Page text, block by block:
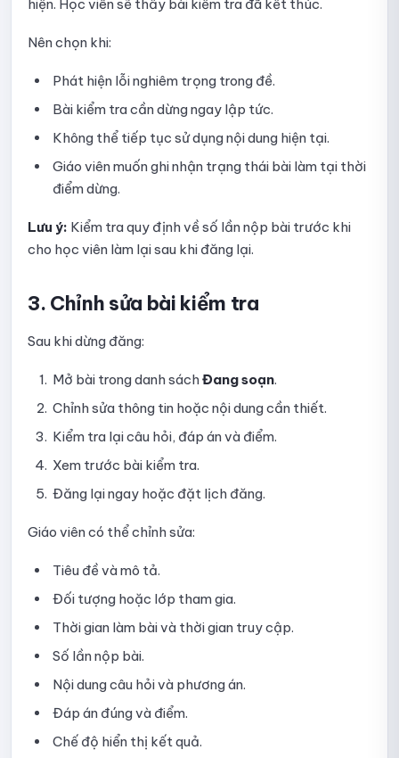
Hướng dẫn chọn câu hỏi từ thư viện cho Quick Quiz
Hướng dẫn lấy ngẫu nhiên câu hỏi từ thư viện cho Quick
Các dạng câu hỏi được Quick Quiz hỗ trợ
Hướng dẫn xem danh sách bài nộp của Quick Quiz
Hướng dẫn xem thống kê Quick Quiz
Hướng dẫn xóa Quick Quiz
Thư viện câu hỏi
Hướng dẫn quản lý Danh mục và Nhóm câu hỏi
Tạo, chỉnh sửa và xóa lớp
Mời và duyệt học viên tham gia lớp
Tìm kiếm và xóa học viên khỏi lớp
Theo dõi hoạt động và bài kiểm tra của lớp
Hướng dẫn quản lý quyền truy cập trên Ninequiz
Các quyền quản trị
Thêm và thay đổi quyền quản trị viên
hiện. Học viên sẽ thấy bài kiểm tra đã kết thúc.
Nên chọn khi:
Phát hiện lỗi nghiêm trọng trong đề.
Bài kiểm tra cần dừng ngay lập tức.
Không thể tiếp tục sử dụng nội dung hiện tại.
Giáo viên muốn ghi nhận trạng thái bài làm tại thời
điểm dừng.
Lưu ý: Kiểm tra quy định về số lần nộp bài trước khi
cho học viên làm lại sau khi đăng lại.
3. Chỉnh sửa bài kiểm tra
Sau khi dừng đăng:
Mở bài trong danh sáchĐang soạn.
Chỉnh sửa thông tin hoặc nội dung cần thiết.
Kiểm tra lại câu hỏi, đáp án và điểm.
Xem trước bài kiểm tra.
Đăng lại ngay hoặc đặt lịch đăng.
Giáo viên có thể chỉnh sửa:
Tiêu đề và mô tả.
Đối tượng hoặc lớp tham gia.
Thời gian làm bài và thời gian truy cập.
Số lần nộp bài.
Nội dung câu hỏi và phương án.
Đáp án đúng và điểm.
Chế độ hiển thị kết quả.